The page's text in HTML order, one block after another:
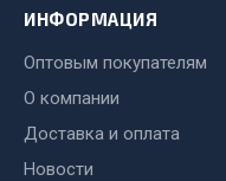
Система выпуска газа
ИНФОРМАЦИЯ
Оптовым покупателям
О компании
Доставка и оплата
Новости